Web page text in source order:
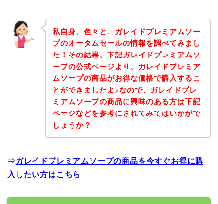
私自身、色々と、ガレイドプレミアムソー
プのオータムセールの情報を調べてみまし
た！その結果、下記ガレイドプレミアムソ
ープの公式ページより、ガレイドプレミア
ムソープの商品がお得な価格で購入するこ
とができましたよ♪なので、ガレイドプレ
ミアムソープの商品に興味のある方は下記
ページなどを参考にされてみてはいかがで
しょうか？
⇒ ガレイドプレミアムソープの商品を今すぐお得に購
入したい方はこちら